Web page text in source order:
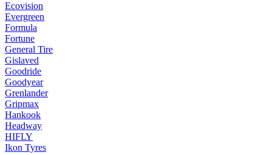
Ecovision
Evergreen
Formula
Fortune
General Tire
Gislaved
Goodride
Goodyear
Grenlander
Gripmax
Hankook
Headway
HIFLY
Ikon Tyres